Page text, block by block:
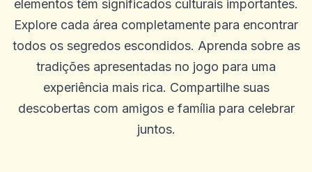
elementos têm significados culturais importantes.
Explore cada área completamente para encontrar
todos os segredos escondidos. Aprenda sobre as
tradições apresentadas no jogo para uma
experiência mais rica. Compartilhe suas
descobertas com amigos e família para celebrar
juntos.